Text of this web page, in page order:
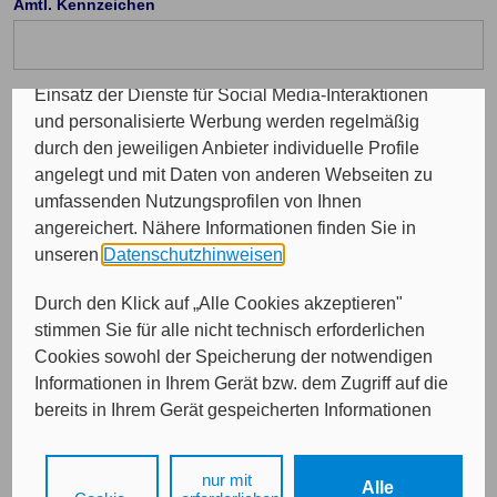
Programme sowie für personalisierte Werbung.
weitere Verantwortliche weitergegeben. Bei dem
Einsatz der Dienste für Social Media-Interaktionen
und personalisierte Werbung werden regelmäßig
durch den jeweiligen Anbieter individuelle Profile
angelegt und mit Daten von anderen Webseiten zu
umfassenden Nutzungsprofilen von Ihnen
angereichert. Nähere Informationen finden Sie in
unseren Datenschutzhinweisen
Durch den Klick auf „Alle Cookies akzeptieren"
stimmen Sie für alle nicht technisch erforderlichen
Cookies sowohl der Speicherung der notwendigen
Informationen in Ihrem Gerät bzw. dem Zugriff auf die
bereits in Ihrem Gerät gespeicherten Informationen
Ihrer Daten zu den angegebenen Zwecken in unseren
Datenschutzhinweisengemäß Art. 6 Abs. 1 lit. a
Alle
nur mit
Amtl. Kennzeichen
Telefon Vorwahl: (optional)
Durchwahl (optional)